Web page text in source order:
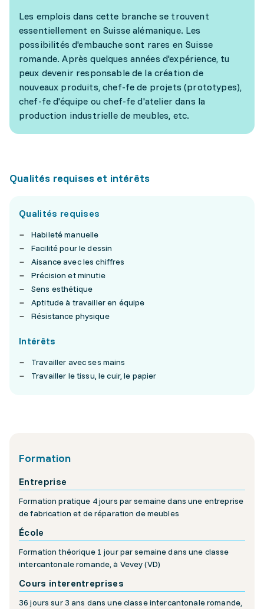
Les emplois dans cette branche se trouvent
essentiellement en Suisse alémanique. Les
possibilités d'embauche sont rares en Suisse
romande. Après quelques années d'expérience, tu
peux devenir responsable de la création de
nouveaux produits, chef-fe de projets (prototypes),
chef-fe d'équipe ou chef-fe d'atelier dans la
production industrielle de meubles, etc.
Qualités requises et intérêts
Qualités requises
Habileté manuelle
Facilité pour le dessin
Aisance avec les chiffres
Précision et minutie
Sens esthétique
Aptitude à travailler en équipe
Résistance physique
Intérêts
Travailler avec ses mains
Travailler le tissu, le cuir, le papier
Formation
Entreprise
Formation pratique 4 jours par semaine dans une entreprise
de fabrication et de réparation de meubles
École
Formation théorique 1 jour par semaine dans une classe
intercantonale romande, à Vevey (VD)
Cours interentreprises
36 jours sur 3 ans dans une classe intercantonale romande,